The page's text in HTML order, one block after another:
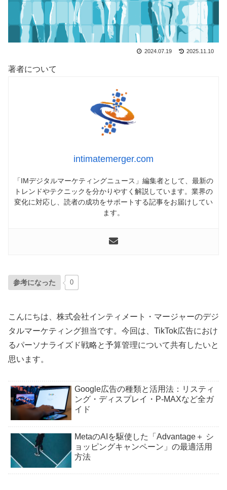
2024.07.19 2025.11.10
著者について
intimatemerger.com
「IMデジタルマーケティングニュース」編集者として、最新の
トレンドやテクニックを分かりやすく解説しています。業界の
変化に対応し、読者の成功をサポートする記事をお届けしてい
ます。
参考になった 0
こんにちは、株式会社インティメート・マージャーのデジ
タルマーケティング担当です。今回は、TikTok広告におけ
るパーソナライズド戦略と予算管理について共有したいと
思います。
Google広告の種類と活用法：リスティ
ング・ディスプレイ・P-MAXなど全ガ
イド
MetaのAIを駆使した「Advantage＋ シ
ョッピングキャンペーン」の最適活用
方法